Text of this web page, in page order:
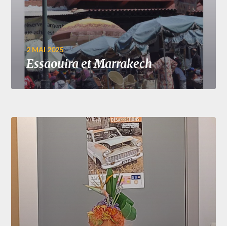
2 MAI 2025
Essaouira et Marrakech